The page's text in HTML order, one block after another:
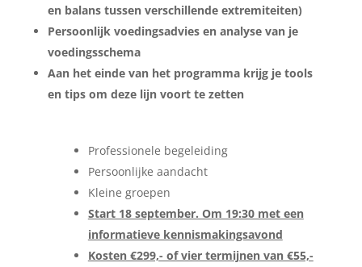
en balans tussen verschillende extremiteiten)
Persoonlijk voedingsadvies en analyse van je
voedingsschema
Aan het einde van het programma krijg je tools
en tips om deze lijn voort te zetten
Professionele begeleiding
Persoonlijke aandacht
Kleine groepen
Start 18 september. Om 19:30 met een
informatieve kennismakingsavond
Kosten €299,- of vier termijnen van €55,-